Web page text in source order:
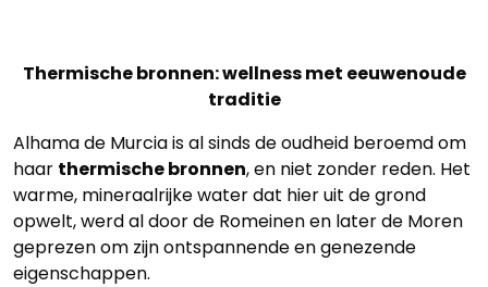
Thermische bronnen: wellness met eeuwenoude
traditie
Alhama de Murcia is al sinds de oudheid beroemd om
haar thermische bronnen, en niet zonder reden. Het
warme, mineraalrijke water dat hier uit de grond
opwelt, werd al door de Romeinen en later de Moren
geprezen om zijn ontspannende en genezende
eigenschappen.